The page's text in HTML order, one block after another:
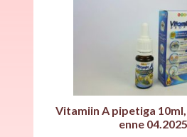
Vitamiin A pipetiga
enne